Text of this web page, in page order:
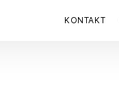
KONTAKT